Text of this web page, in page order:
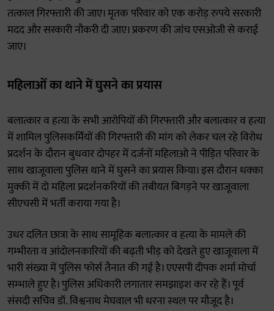
तत्काल गिरफ्तारी की जाए। मृतक परिवार को एक करोड़ रुपये सरकारी
मदद और सरकारी नौकरी दी जाए। प्रकरण की जांच एसओजी से कराई
जाए।
महिलाओं का थाने में घुसने का प्रयास
बलात्कार व हत्या के सभी आरोपियों की गिरफ्तारी और बलात्कार व हत्या
में शामिल पुलिसकर्मियों की गिरफ्तारी की मांग को लेकर चल रहे विरोध
प्रदर्शन के दौरान बुधवार दोपहर में दर्जनों महिलाओ ने पीड़ित परिवार के
साथ खाजूवाला पुलिस थाने में घुसने का प्रयास किया। इस दौरान धक्का
मुक्की में दो महिला प्रदर्शनकरियों की तबीयत बिगड़ने पर खाजूवाला
सीएचसी में भर्ती कराया गया है।
उधर दलित छात्रा के साथ सामूहिक बलात्कार व हत्या के मामले की
गम्भीरता व आंदोलनकारियों की बढ़ती भीड़ को देखते हुए खाजूवाला में
भारी संख्या में पुलिस फोर्स तैनात की गई है। एएसपी दीपक शर्मा मोर्चा
सम्भाले हुए है। पुलिस अधिकारी लगातार समझाइश कर रहे हैं। पूर्व
संसदी सचिव डॉ. विश्वनाथ मेघवाल भी धरना स्थल पर मौजूद है।